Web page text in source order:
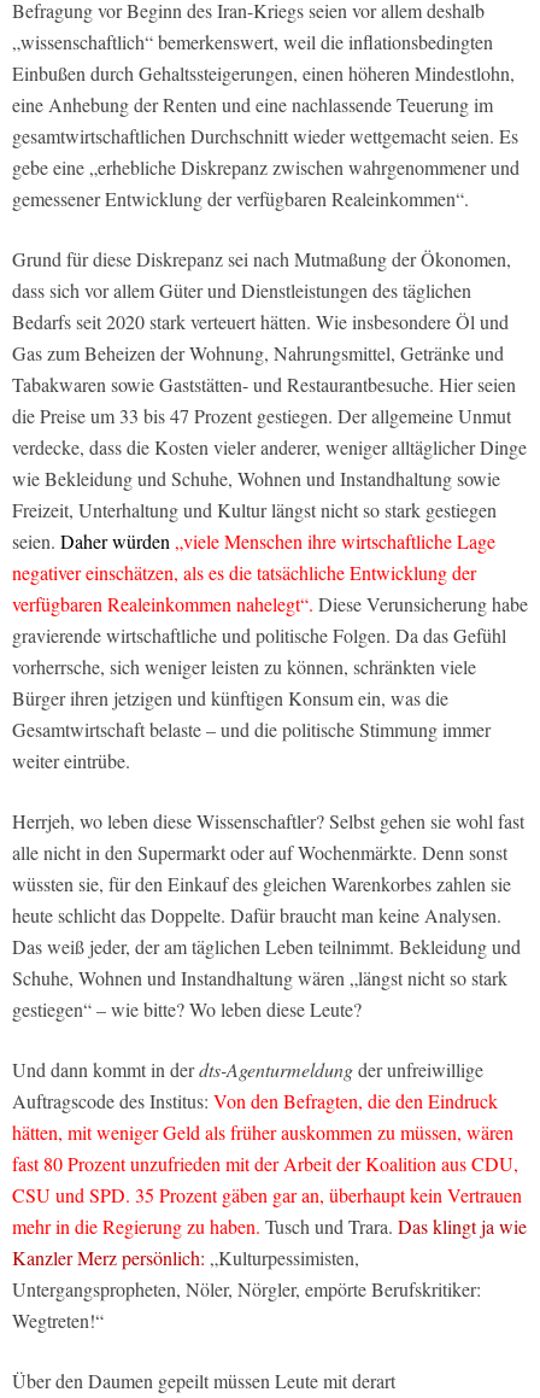
Befragung vor Beginn des Iran-Kriegs seien vor allem deshalb
„wissenschaftlich“ bemerkenswert, weil die inflationsbedingten
Einbußen durch Gehaltssteigerungen, einen höheren Mindestlohn,
eine Anhebung der Renten und eine nachlassende Teuerung im
gesamtwirtschaftlichen Durchschnitt wieder wettgemacht seien. Es
gebe eine „erhebliche Diskrepanz zwischen wahrgenommener und
gemessener Entwicklung der verfügbaren Realeinkommen“.
Grund für diese Diskrepanz sei nach Mutmaßung der Ökonomen,
dass sich vor allem Güter und Dienstleistungen des täglichen
Bedarfs seit 2020 stark verteuert hätten. Wie insbesondere Öl und
Gas zum Beheizen der Wohnung, Nahrungsmittel, Getränke und
Tabakwaren sowie Gaststätten- und Restaurantbesuche. Hier seien
die Preise um 33 bis 47 Prozent gestiegen. Der allgemeine Unmut
verdecke, dass die Kosten vieler anderer, weniger alltäglicher Dinge
wie Bekleidung und Schuhe, Wohnen und Instandhaltung sowie
Freizeit, Unterhaltung und Kultur längst nicht so stark gestiegen
seien. Daher würden „viele Menschen ihre wirtschaftliche Lage
negativer einschätzen, als es die tatsächliche Entwicklung der
verfügbaren Realeinkommen nahelegt“. Diese Verunsicherung habe
gravierende wirtschaftliche und politische Folgen. Da das Gefühl
vorherrsche, sich weniger leisten zu können, schränkten viele
Bürger ihren jetzigen und künftigen Konsum ein, was die
Gesamtwirtschaft belaste – und die politische Stimmung immer
weiter eintrübe.
Herrjeh, wo leben diese Wissenschaftler? Selbst gehen sie wohl fast
alle nicht in den Supermarkt oder auf Wochenmärkte. Denn sonst
wüssten sie, für den Einkauf des gleichen Warenkorbes zahlen sie
heute schlicht das Doppelte. Dafür braucht man keine Analysen.
Das weiß jeder, der am täglichen Leben teilnimmt. Bekleidung und
Schuhe, Wohnen und Instandhaltung wären „längst nicht so stark
gestiegen“ – wie bitte? Wo leben diese Leute?
Und dann kommt in derdts-Agenturmeldungder unfreiwillige
Auftragscode des Institus: Von den Befragten, die den Eindruck
hätten, mit weniger Geld als früher auskommen zu müssen, wären
fast 80 Prozent unzufrieden mit der Arbeit der Koalition aus CDU,
CSU und SPD. 35 Prozent gäben gar an, überhaupt kein Vertrauen
mehr in die Regierung zu haben. Tusch und Trara. Das klingt ja wie
Kanzler Merz persönlich: „Kulturpessimisten,
Untergangspropheten, Nöler, Nörgler, empörte Berufskritiker:
Wegtreten!“
Über den Daumen gepeilt müssen Leute mit derart